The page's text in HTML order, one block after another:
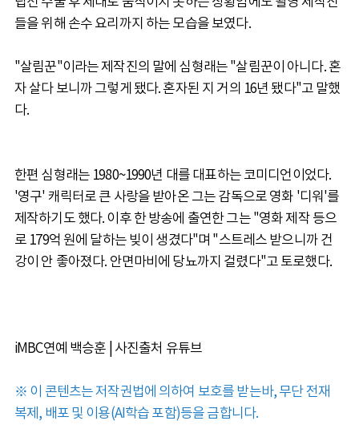
들을 위해 손수 요리까지 하는 모습을 보였다.
"살림꾼"이라는 제작진의 말에 심형래는 "살림꾼이 아니다. 혼
자 살다 보니까 그렇게 됐다. 혼자된 지 거의 16년 됐다"고 말했
다.
한편 심형래는 1980~1990년 대를 대표하는 코미디언이었다.
'영구' 캐릭터로 큰 사랑을 받아온 그는 감독으로 영화 '디워'를
제작하기도 했다. 이후 한 방송에 출연한 그는 "영화 제작 등으
로 179억 원에 달하는 빚이 생겼다"며 "스트레스 받으니까 건
강이 안 좋아졌다. 안면마비에 당뇨까지 걸렸다"고 토로했다.
iMBC연예 백승훈 | 사진출처 유튜브
※ 이 콘텐츠는 저작권법에 의하여 보호를 받는바, 무단 전재
복제, 배포 및 이용(AI학습 포함)등을 금합니다.